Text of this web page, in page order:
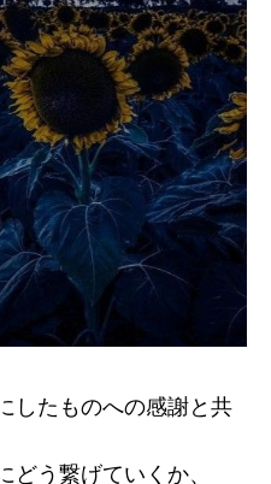
したものへの感謝と共
どう繋げていくか、